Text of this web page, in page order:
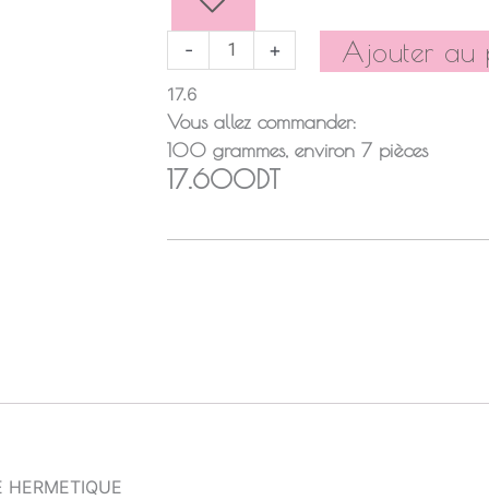
-
NAISSANCE
NOISETTE
+ Ajouter au
17.6
Vous allez commander:
100 grammes, environ7 pièces
17.600DT
HERMETIQUE